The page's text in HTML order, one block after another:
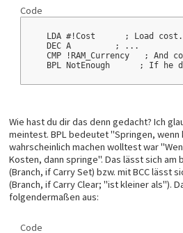
PHY
LDA #$00
REP #$30
PHX
LDA $9A
LDA $98
SEP #$20
LDA $5B
STA $09
LDA $1933
BEQ SkipShift
LSR $09
SkipShift:
LDY $0E
LDA $09
LDA $9B
Code
LDA #!Cost      ; Load
   DEC A         ; ...
CMP !RAM_Currency   ; And
BPL NotEnough      ; If he
Wie hast du dir das denn gedacht? Ich
meintest. BPL bedeutet "Springen, wenn
wahrscheinlich machen wolltest war
Kosten, dann springe". Das lässt sich am
(Branch, if Carry Set) bzw. mit BCC lässt
(Branch, if Carry Clear; "ist kleiner als").
folgendermaßen aus:
Code